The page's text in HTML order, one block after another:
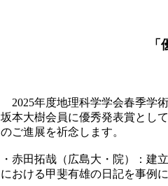
「
2025年度地理科学学会春季学
坂本大樹会員に優秀発表賞とし
のご進展を祈念します。
・赤田拓哉（広島大・院）：建
における甲斐有雄の日記を事例